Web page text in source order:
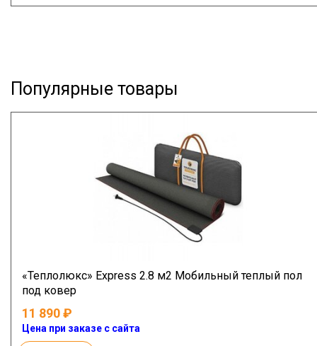
Популярные товары
«Теплолюкс» Express 2.8 м2 Мобильный теплый пол
под ковер
11 890
Цена при заказе с сайта